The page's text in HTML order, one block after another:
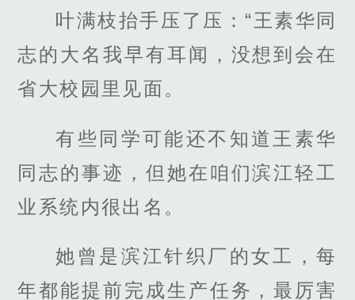
叶满枝抬手压了压：“王素华同
志的大名我早有耳闻，没想到会在
省大校园里见面。
有些同学可能还不知道王素华
同志的事迹，但她在咱们滨江轻工
业系统内很出名。
她曾是滨江针织厂的女工，每
年都能提前完成生产任务，最厉害